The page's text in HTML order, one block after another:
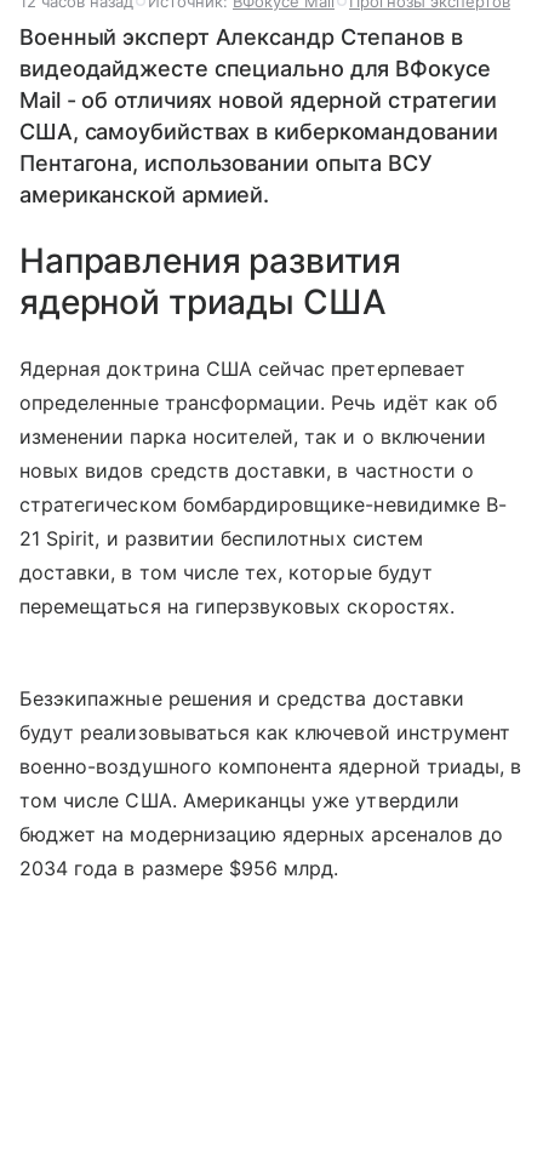
Военный эксперт Александр Степанов в
видеодайджесте специально для ВФокусе
Mail - об отличиях новой ядерной стратегии
США, самоубийствах в киберкомандовании
Пентагона, использовании опыта ВСУ
американской армией.
Направления развития
ядерной триады США
Ядерная доктрина США сейчас претерпевает
определенные трансформации. Речь идёт как об
изменении парка носителей, так и о включении
новых видов средств доставки, в частности о
стратегическом бомбардировщике-невидимке B-
21 Spirit, и развитии беспилотных систем
доставки, в том числе тех, которые будут
перемещаться на гиперзвуковых скоростях.
Безэкипажные решения и средства доставки
будут реализовываться как ключевой инструмент
военно-воздушного компонента ядерной триады, в
том числе США. Американцы уже утвердили
бюджет на модернизацию ядерных арсеналов до
2034 года в размере $956 млрд.